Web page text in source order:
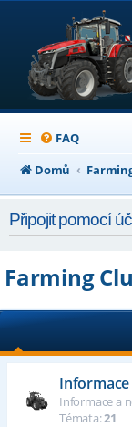
FAQ
Domů
Připojit pomocí
Farming
Informace a
Témata:21